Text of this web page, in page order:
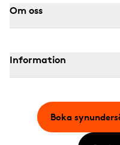
Om oss
Information
Boka